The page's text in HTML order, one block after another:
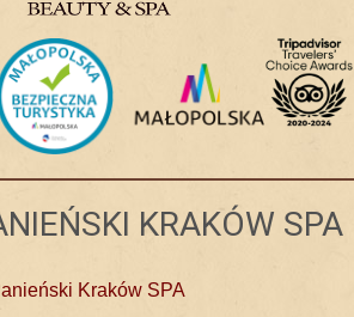
KRAKÓW SPA
Kraków SPA